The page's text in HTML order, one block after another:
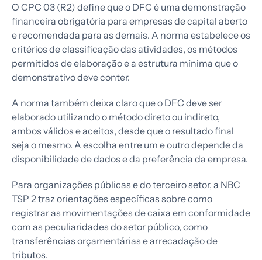
O CPC 03 (R2) define que o DFC é uma demonstração
financeira obrigatória para empresas de capital aberto
e recomendada para as demais. A norma estabelece os
critérios de classificação das atividades, os métodos
permitidos de elaboração e a estrutura mínima que o
demonstrativo deve conter.
A norma também deixa claro que o DFC deve ser
elaborado utilizando o método direto ou indireto,
ambos válidos e aceitos, desde que o resultado final
seja o mesmo. A escolha entre um e outro depende da
disponibilidade de dados e da preferência da empresa.
Para organizações públicas e do terceiro setor, a NBC
TSP 2 traz orientações específicas sobre como
registrar as movimentações de caixa em conformidade
com as peculiaridades do setor público, como
transferências orçamentárias e arrecadação de
tributos.